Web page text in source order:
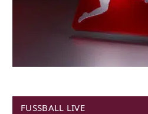
FUSSBALL LIVE